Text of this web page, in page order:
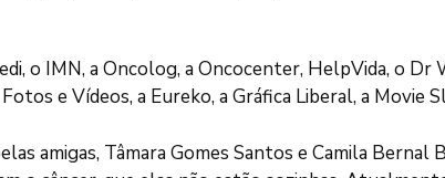
o IMN, a Oncolog, a Oncocenter, HelpVida, o Dr
e Vídeos, a Eureko, a Gráfica Liberal, a Movie
amigas, Tâmara Gomes Santos e Camila Bernal